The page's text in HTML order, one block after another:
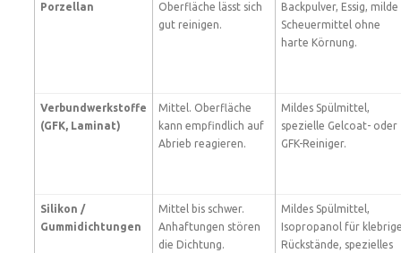
Porzellan
Oberfläche lässt sich
gut reinigen.
Backpulver, Essig, milde
Scheuermittel ohne
harte Körnung.
Verbundwerkstoffe
(GFK, Laminat)
Mittel. Oberfläche
kann empfindlich auf
Abrieb reagieren.
Mildes Spülmittel,
spezielle Gelcoat- oder
GFK-Reiniger.
Silikon /
Gummidichtungen
Mittel bis schwer.
Anhaftungen stören
die Dichtung.
Mildes Spülmittel,
Isopropanol für
Rückstände, spezielles